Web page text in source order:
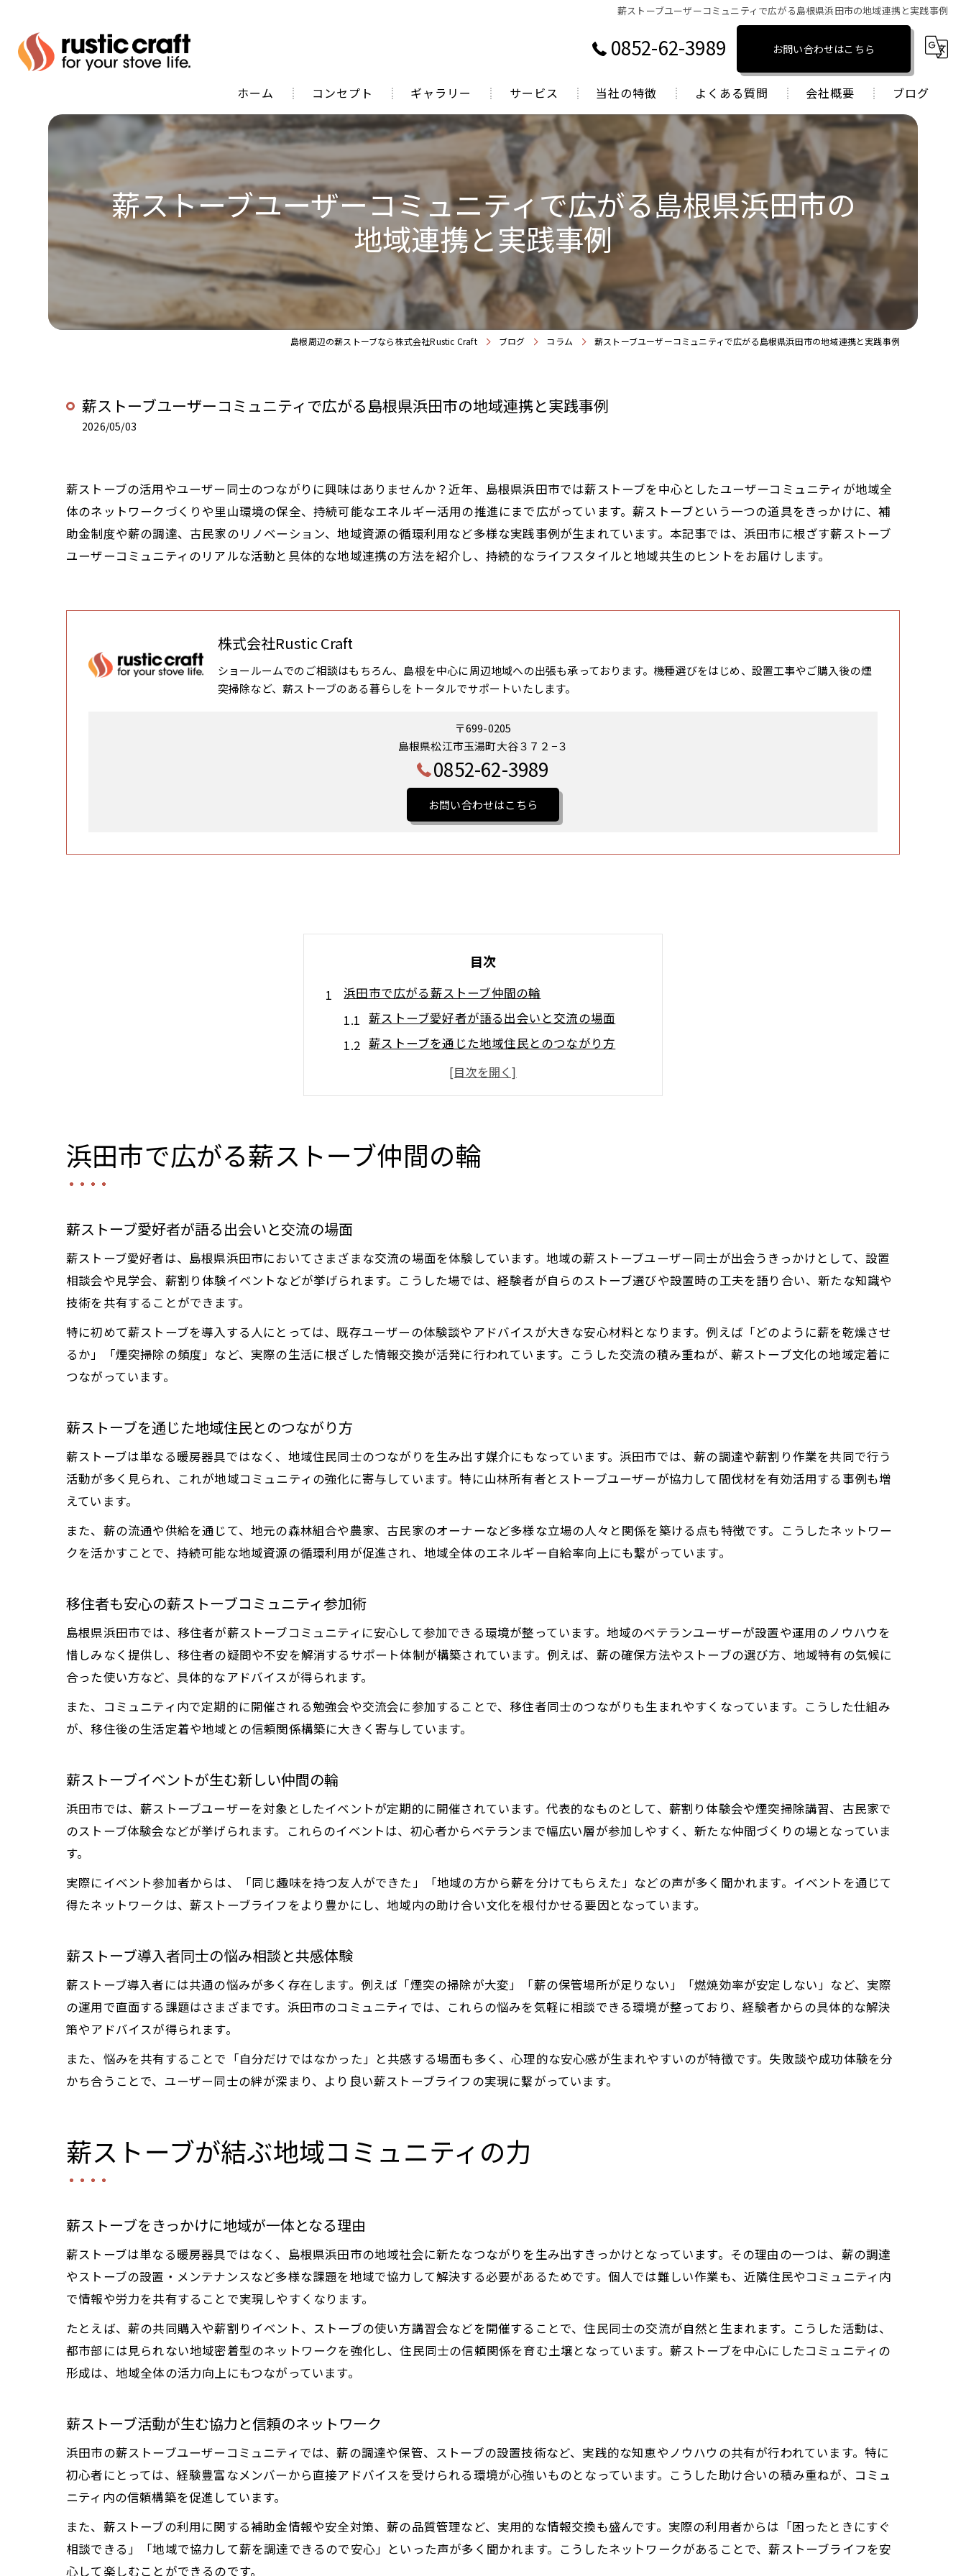
薪ストーブユーザーコミュニティで広がる島根県浜田市の地域連携と実践事例
0852-62-3989 お問い合わせはこちら
ホーム コンセプト
代表あいさつ
ギャラリー サービス 当社の特徴
鳥取で薪ストーブ
岡山で薪ストーブ
広島で薪ストーブ
煙突掃除
薪販売
よくある質問 会社概要 ブログ
コラム
薪ストーブユーザーコミュニティで広がる島根県浜田市の
地域連携と実践事例
島根周辺の薪ストーブなら株式会社Rustic Craft ブログ コラム 薪ストーブユーザーコミュニティで広がる島根県浜田市の地域連携と実践事例
薪ストーブユーザーコミュニティで広がる島根県浜田市の地域連携と実践事例
2026/05/03
薪ストーブの活用やユーザー同士のつながりに興味はありませんか？近年、島根県浜田市では薪ストーブを中心としたユーザーコミュニティが地域全
体のネットワークづくりや里山環境の保全、持続可能なエネルギー活用の推進にまで広がっています。薪ストーブという一つの道具をきっかけに、補
助金制度や薪の調達、古民家のリノベーション、地域資源の循環利用など多様な実践事例が生まれています。本記事では、浜田市に根ざす薪ストーブ
ユーザーコミュニティのリアルな活動と具体的な地域連携の方法を紹介し、持続的なライフスタイルと地域共生のヒントをお届けします。
株式会社Rustic Craft
ショールームでのご相談はもちろん、島根を中心に周辺地域への出張も承っております。機種選びをはじめ、設置工事やご購入後の煙
突掃除など、薪ストーブのある暮らしをトータルでサポートいたします。
〒699-0205
島根県松江市玉湯町大谷３７２−３
0852-62-3989
お問い合わせはこちら
目次
浜田市で広がる薪ストーブ仲間の輪
薪ストーブ愛好者が語る出会いと交流の場面
薪ストーブを通じた地域住民とのつながり方
移住者も安心の薪ストーブコミュニティ参加術
薪ストーブイベントが生む新しい仲間の輪
薪ストーブが結ぶ地域コミュニティの力
薪ストーブをきっかけに地域が一体となる理由
薪ストーブ利用で生まれる多世代交流の実際
薪ストーブと林地残材活用の具体的な方法
薪ストーブ生活がもたらすエコな暮らし方
薪ストーブ導入から始める持続可能な住まい
薪ストーブと共に考える地球にやさしい選択
仲間と築く里山保全と薪ストーブの関わり
薪ストーブユーザーが担う資源管理の役割
薪ストーブ導入で始める地域環境保護活動
薪ストーブを通じた森林資源の有効活用策
薪ストーブ導入時の工夫と成功ポイント
薪ストーブを囲むコミュニティのある暮らし
浜田市で広がる薪ストーブ仲間の輪
薪ストーブ愛好者が語る出会いと交流の場面
薪ストーブ愛好者は、島根県浜田市においてさまざまな交流の場面を体験しています。地域の薪ストーブユーザー同士が出会うきっかけとして、設置
相談会や見学会、薪割り体験イベントなどが挙げられます。こうした場では、経験者が自らのストーブ選びや設置時の工夫を語り合い、新たな知識や
技術を共有することができます。
特に初めて薪ストーブを導入する人にとっては、既存ユーザーの体験談やアドバイスが大きな安心材料となります。例えば「どのように薪を乾燥させ
るか」「煙突掃除の頻度」など、実際の生活に根ざした情報交換が活発に行われています。こうした交流の積み重ねが、薪ストーブ文化の地域定着に
つながっています。
薪ストーブを通じた地域住民とのつながり方
薪ストーブは単なる暖房器具ではなく、地域住民同士のつながりを生み出す媒介にもなっています。浜田市では、薪の調達や薪割り作業を共同で行う
活動が多く見られ、これが地域コミュニティの強化に寄与しています。特に山林所有者とストーブユーザーが協力して間伐材を有効活用する事例も増
えています。
また、薪の流通や供給を通じて、地元の森林組合や農家、古民家のオーナーなど多様な立場の人々と関係を築ける点も特徴です。こうしたネットワー
クを活かすことで、持続可能な地域資源の循環利用が促進され、地域全体のエネルギー自給率向上にも繋がっています。
移住者も安心の薪ストーブコミュニティ参加術
島根県浜田市では、移住者が薪ストーブコミュニティに安心して参加できる環境が整っています。地域のベテランユーザーが設置や運用のノウハウを
惜しみなく提供し、移住者の疑問や不安を解消するサポート体制が構築されています。例えば、薪の確保方法やストーブの選び方、地域特有の気候に
合った使い方など、具体的なアドバイスが得られます。
また、コミュニティ内で定期的に開催される勉強会や交流会に参加することで、移住者同士のつながりも生まれやすくなっています。こうした仕組み
が、移住後の生活定着や地域との信頼関係構築に大きく寄与しています。
薪ストーブイベントが生む新しい仲間の輪
浜田市では、薪ストーブユーザーを対象としたイベントが定期的に開催されています。代表的なものとして、薪割り体験会や煙突掃除講習、古民家で
のストーブ体験会などが挙げられます。これらのイベントは、初心者からベテランまで幅広い層が参加しやすく、新たな仲間づくりの場となっていま
す。
実際にイベント参加者からは、「同じ趣味を持つ友人ができた」「地域の方から薪を分けてもらえた」などの声が多く聞かれます。イベントを通じて
得たネットワークは、薪ストーブライフをより豊かにし、地域内の助け合い文化を根付かせる要因となっています。
薪ストーブ導入者同士の悩み相談と共感体験
薪ストーブ導入者には共通の悩みが多く存在します。例えば「煙突の掃除が大変」「薪の保管場所が足りない」「燃焼効率が安定しない」など、実際
の運用で直面する課題はさまざまです。浜田市のコミュニティでは、これらの悩みを気軽に相談できる環境が整っており、経験者からの具体的な解決
策やアドバイスが得られます。
また、悩みを共有することで「自分だけではなかった」と共感する場面も多く、心理的な安心感が生まれやすいのが特徴です。失敗談や成功体験を分
かち合うことで、ユーザー同士の絆が深まり、より良い薪ストーブライフの実現に繋がっています。
薪ストーブが結ぶ地域コミュニティの力
薪ストーブをきっかけに地域が一体となる理由
薪ストーブは単なる暖房器具ではなく、島根県浜田市の地域社会に新たなつながりを生み出すきっかけとなっています。その理由の一つは、薪の調達
やストーブの設置・メンテナンスなど多様な課題を地域で協力して解決する必要があるためです。個人では難しい作業も、近隣住民やコミュニティ内
で情報や労力を共有することで実現しやすくなります。
たとえば、薪の共同購入や薪割りイベント、ストーブの使い方講習会などを開催することで、住民同士の交流が自然と生まれます。こうした活動は、
都市部には見られない地域密着型のネットワークを強化し、住民同士の信頼関係を育む土壌となっています。薪ストーブを中心にしたコミュニティの
形成は、地域全体の活力向上にもつながっています。
薪ストーブ活動が生む協力と信頼のネットワーク
浜田市の薪ストーブユーザーコミュニティでは、薪の調達や保管、ストーブの設置技術など、実践的な知恵やノウハウの共有が行われています。特に
初心者にとっては、経験豊富なメンバーから直接アドバイスを受けられる環境が心強いものとなっています。こうした助け合いの積み重ねが、コミュ
ニティ内の信頼構築を促進しています。
また、薪ストーブの利用に関する補助金情報や安全対策、薪の品質管理など、実用的な情報交換も盛んです。実際の利用者からは「困ったときにすぐ
相談できる」「地域で協力して薪を調達できるので安心」といった声が多く聞かれます。こうしたネットワークがあることで、薪ストーブライフを安
心して楽しむことができるのです。
お問い合わせはこちら
お問い合わせはこちら